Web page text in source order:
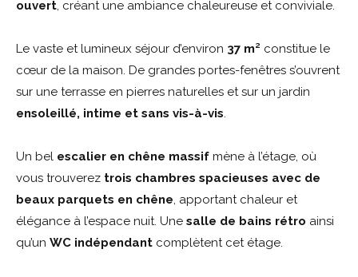
ouvert , créant une ambiance chaleureuse et conviviale.
Le vaste et lumineux séjour d’environ 37 m² constitue le
cœur de la maison. De grandes portes-fenêtres s’ouvrent
sur une terrasse en pierres naturelles et sur un jardin
ensoleillé, intime et sans vis-à-vis
Un bel escalier en chêne massif mène à l’étage, où
vous trouverez trois chambres spacieuses avec de
beaux parquets en chêne , apportant chaleur et
élégance à l’espace nuit. Une salle de bains rétro ainsi
qu’un WC indépendant complètent cet étage.